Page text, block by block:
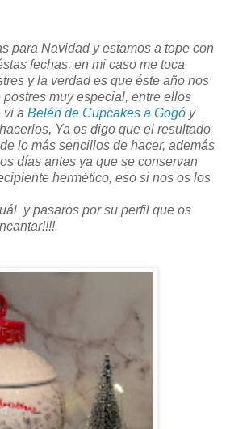
para Navidad y estamos a tope con
fechas, en mi caso me toca
y la verdad es que éste año nos
muy especial, entre ellos
vi a Belén de Cupcakes a Gogó y
Ya os digo que el resultado
lo más sencillos de hacer, además
días antes ya que se conservan
hermético, eso si nos os los
y pasaros por su perfil que os